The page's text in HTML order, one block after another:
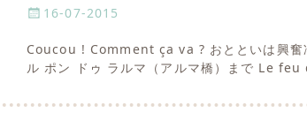
P
s
t
d
16-07-2015
Coucou ! Comment ça va ? おとといは興
ル ポン ドゥ ラルマ（アルマ橋）まで Le